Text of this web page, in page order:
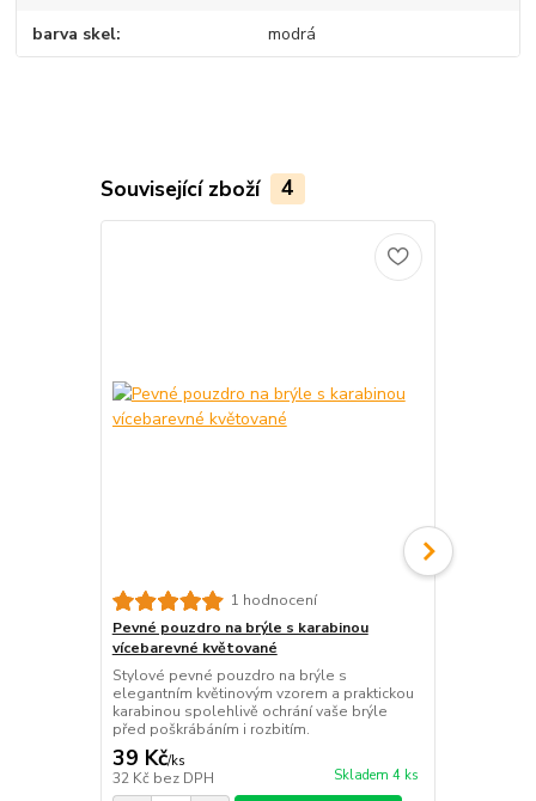
barva skel modrá
Související zboží 4
1 hodnocení
Pevné pouzdro na brýle s karabinou
vícebarevné květované
Stylové pevné pouzdro na brýle s
elegantním květinovým vzorem a praktickou
karabinou spolehlivě ochrání vaše brýle
před poškrábáním i rozbitím.
39 Kč/ks
32 Kč bez DPH Skladem 4 ks